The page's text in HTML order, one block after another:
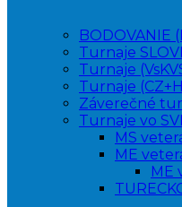
BODOVANIE
Turnaje
Turnaje
Turnaje
Záverečné
Turnaje vo
MS
ME
ME